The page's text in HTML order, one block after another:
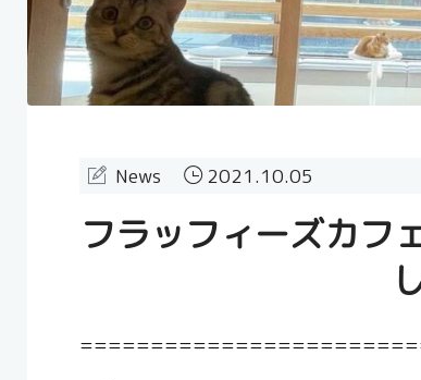
News 2021.10.05
フラッフィーズカフ